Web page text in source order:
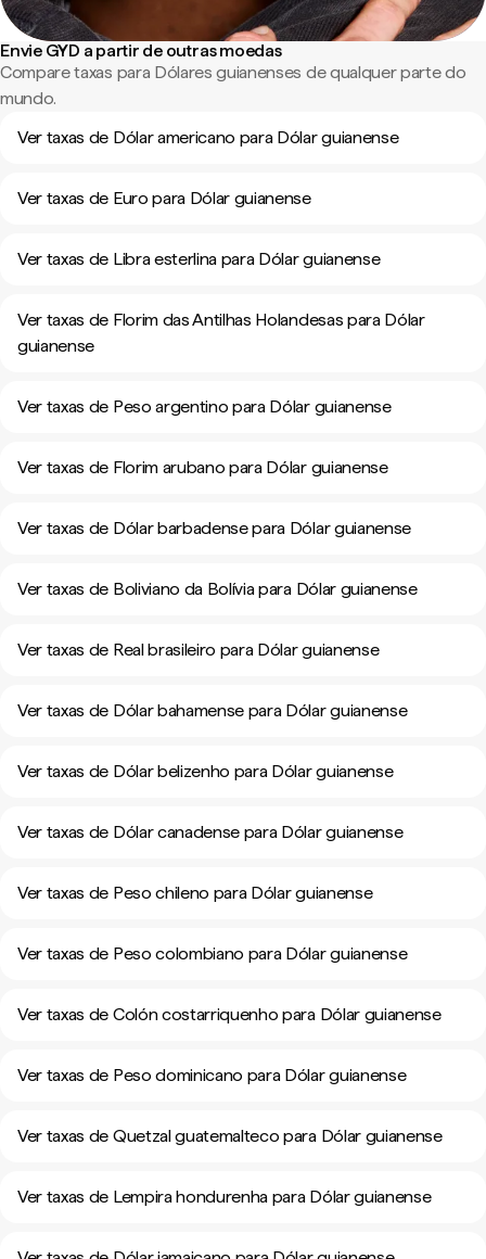
Envie GYD a partir de outras moedas
Compare taxas para Dólares guianenses de qualquer parte do
mundo.
Ver taxas de Dólar americano para Dólar guianense
Ver taxas de Euro para Dólar guianense
Ver taxas de Libra esterlina para Dólar guianense
Ver taxas de Florim das Antilhas Holandesas para Dólar
guianense
Ver taxas de Peso argentino para Dólar guianense
Ver taxas de Florim arubano para Dólar guianense
Ver taxas de Dólar barbadense para Dólar guianense
Ver taxas de Boliviano da Bolívia para Dólar guianense
Ver taxas de Real brasileiro para Dólar guianense
Ver taxas de Dólar bahamense para Dólar guianense
Ver taxas de Dólar belizenho para Dólar guianense
Ver taxas de Dólar canadense para Dólar guianense
Ver taxas de Peso chileno para Dólar guianense
Ver taxas de Peso colombiano para Dólar guianense
Ver taxas de Colón costarriquenho para Dólar guianense
Ver taxas de Peso dominicano para Dólar guianense
Ver taxas de Quetzal guatemalteco para Dólar guianense
Ver taxas de Lempira hondurenha para Dólar guianense